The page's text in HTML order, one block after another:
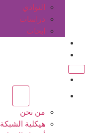
النوادي
دراسات
ابحاث
من نحن
هيكلية الشبكة